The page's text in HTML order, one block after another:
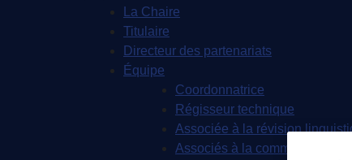
La Chaire
Titulaire
Directeur des partenariats
Équipe
Coordonnatrice
Régisseur technique
Associée à la révision
Associés à la communication